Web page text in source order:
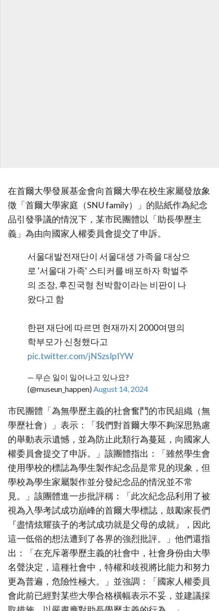
在首爾大學發展基金會向首爾大學在校生家屬發放象
徵「首爾大學家庭（SNU family）」的貼紙作為紀念
品引發爭議的情況下，某市民團體以「助長學歷主
義」為由向國家人權委員會提交了申訴。
서울대발전재단이 서울대생 가족을 대상으
로 '서울대 가족' 스티커를 배포하자 학벌주
의 조장, 후진국형 천박함이라는 비판이 나
왔다고 함
한편 재단에 따르면 현재까지 2000여명의
학부모가 신청했다고
pic.twitter.com/jNSzsIpIYW
— 무슨 일이 일어나고 있나요?
(@museun_happen)August 14, 2024
市民團體「為無學歷主義的社會奮鬥的市民組織（無
學歷社會）」表示：「我們對首爾大學不夠深思熟慮
的舉動表示遺憾，並為防止此類行為蔓延，向國家人
權委員會提交了申訴。」該團體指出：「雖然學生會
使用學校的標誌為學生製作紀念品是常見的現象，但
學校為學生家屬製作並分發紀念品的情況並不常
見。」該團體進一步批評稱：「此次紀念品利用了被
視為入學考試成功巔峰的首爾大學標誌，鼓勵家長們
『盡情炫耀孩子的考試成功就是父母的成就』，因此
這一低俗的想法遭到了各界的強烈批評。」他們還指
出：「在充斥著學歷主義的社會中，社會身份由大學
名聲決定，這種社會中，特權和歧視將比能力和努力
更為普遍，危險性極大。」並強調：「國家人權委員
會此前已經對某些大學合格橫幅表示不妥，並建議採